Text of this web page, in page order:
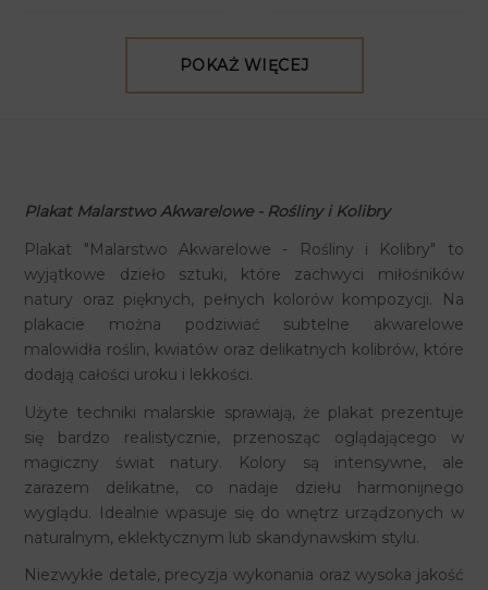
POKAŻ WIĘCEJ
Plakat Malarstwo Akwarelowe - Rośliny i Kolibry
Plakat "Malarstwo Akwarelowe - Rośliny i Kolibry" to
wyjątkowe dzieło sztuki, które zachwyci miłośników
natury oraz pięknych, pełnych kolorów kompozycji. Na
plakacie można podziwiać subtelne akwarelowe
malowidła roślin, kwiatów oraz delikatnych kolibrów, które
dodają całości uroku i lekkości.
Użyte techniki malarskie sprawiają, że plakat prezentuje
się bardzo realistycznie, przenosząc oglądającego w
magiczny świat natury. Kolory są intensywne, ale
zarazem delikatne, co nadaje dziełu harmonijnego
wyglądu. Idealnie wpasuje się do wnętrz urządzonych w
naturalnym, eklektycznym lub skandynawskim stylu.
Niezwykłe detale, precyzja wykonania oraz wysoka jakość